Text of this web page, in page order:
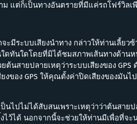
ม แต่ก็เป็นทางอันตรายที่มีแค่รถโฟร์วิล
ะมีระบบเสียงนำทาง กล่าวให้ท่านเลี้ยว
ทันใดโดยที่มิได้ชมสภาพเส้นทางด้านห
นสายปลายเหตุว่าระบบเสียงของ GPS
งของ GPS ให้คุณตั้งค่าปิดเสียงของมัน
ปไม่ได้สับสนเพราะเหตุว่าว่าต้นสายป
ไว้ได้ นอกจากนี้จะช่วยให้ท่านมีเพื่อที่จ